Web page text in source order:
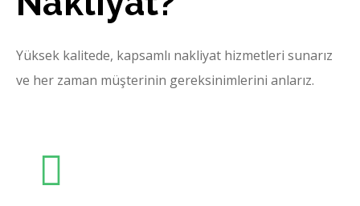
Yüksek kalitede, kapsamlı nakliyat hizmetleri sunarız
ve her zaman müşterinin gereksinimlerini anlarız.